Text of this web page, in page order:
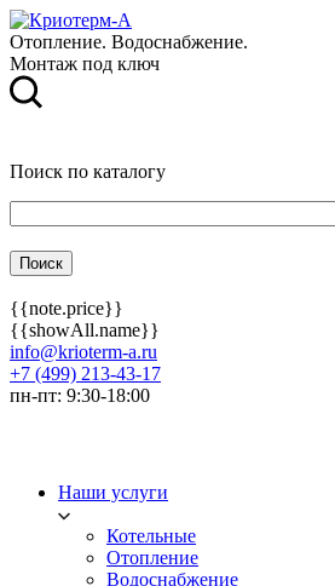
Отопление. Водоснабжение.
Монтаж под ключ
Поиск по каталогу
{{note.price}}
{{showAll.name}}
info@krioterm-a.ru
+7 (499) 213-43-17
пн-пт: 9:30-18:00
Наши услуги
Котельные
Отопление
Водоснабжение